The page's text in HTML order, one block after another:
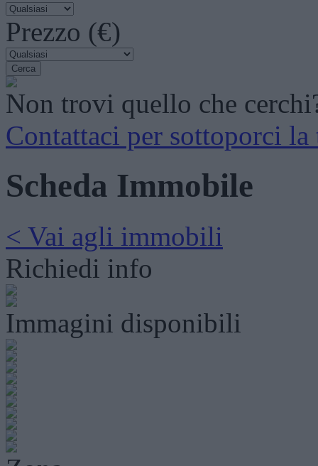
Prezzo (€)
Non trovi quello che
Contattaci per sottoporci la
Scheda Immobile
< Vai agli immobili
Richiedi info
Immagini disponibili